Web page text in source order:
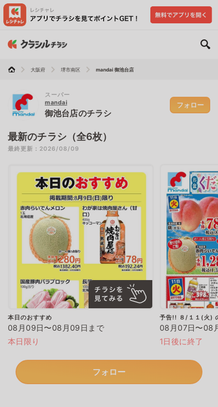
大阪府 堺市南区 mandai 御池台店
スーパー
mandai
御池台店のチラシ
フォロー
最新のチラシ（全6枚）
最終更新：2026/08/09
本日のおすすめ
08月09日〜08月09日まで
本日限り
予告!! ８/１１(火)
08月07日〜08
1日後に終了
フォロー